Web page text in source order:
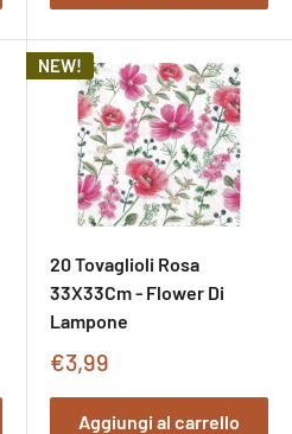
NEW!
20 Tovaglioli Rosa
33X33Cm - Flower Di
Lampone
Prezzo
vendita
€3,99
Aggiungi al carrello